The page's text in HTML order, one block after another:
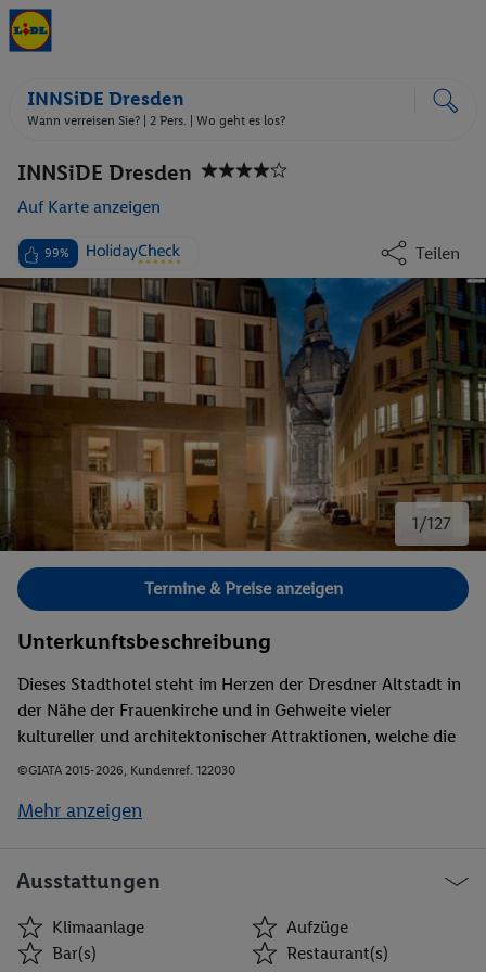
INNSiDE Dresden
Wann verreisen Sie? | 2 Pers. | Wo geht es los?
INNSiDE Dresden
Auf Karte anzeigen
99% Teilen
1/127
Bild 1 von 127.
Termine & Preise anzeigen
Unterkunftsbeschreibung
Dieses Stadthotel steht im Herzen der Dresdner Altstadt in
der Nähe der Frauenkirche und in Gehweite vieler
kultureller und architektonischer Attraktionen, welche die
Stadt bietet. Das internationale Kongresszentrum Dresden
Messegelände ist rund 2,4 km entfernt. In nächster
entfernt, Einkaufsmöglichkeiten hingegen knapp 10 min.
Von der Semperoper und vom Dresdner Zwinger ist das
Designhotel je rund 700 m entfernt. Bis zum Bahnhof sind
©GIATA 2015-2026, Kundenref. 122030
Mehr anzeigen
Ausstattungen
Klimaanlage
Aufzüge
Bar(s)
Restaurant(s)